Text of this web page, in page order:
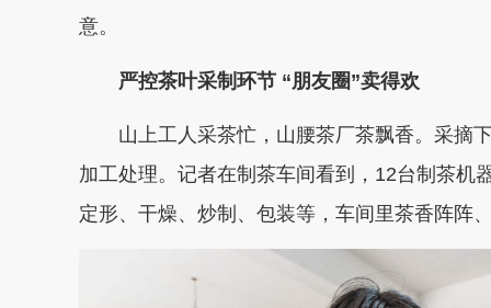
意。
严控茶叶采制环节 “朋友圈”卖得欢
山上工人采茶忙，山腰茶厂茶飘香。采摘下
加工处理。记者在制茶车间看到，12台制茶机
定形、干燥、炒制、包装等，车间里茶香阵阵